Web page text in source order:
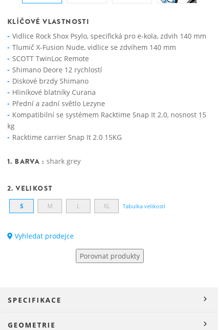
KLÍČOVÉ VLASTNOSTI
Vidlice Rock Shox Psylo, specifická pro e-kola, zdvih 140 mm
Tlumič X-Fusion Nude, vidlice se zdvihem 140 mm
SCOTT TwinLoc Remote
Shimano Deore 12 rychlostí
Diskové brzdy Shimano
Hliníkové blatníky Curana
Přední a zadní světlo Lezyne
Kompatibilní se systémem Racktime Snap It 2.0, nosnost 15
kg
Racktime carrier Snap It 2.0 15KG
1. BARVA :shark grey
2. VELIKOST
S M L XL Tabulka velikostí
Vyhledat prodejce
Porovnat produkty
SPECIFIKACE
GEOMETRIE